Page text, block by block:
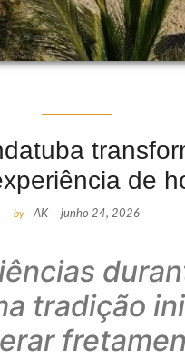
de
by AK- junho 24, 2026
tradição